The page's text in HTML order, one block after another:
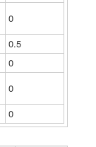
0
0.5
0
0
0